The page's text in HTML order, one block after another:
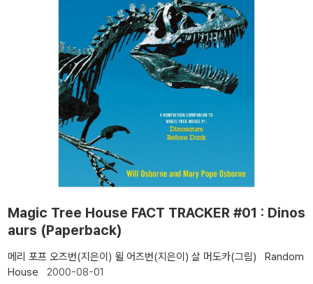
Magic Tree House FACT TRACKER #01 : Dinos
aurs (Paperback)
메리 포프 오즈번(지은이) 윌 어즈번(지은이) 살 머도카(그림)
Random
House 2000-08-01